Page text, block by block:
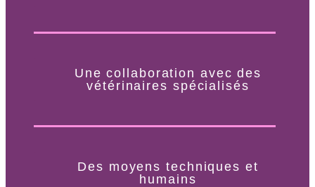
Une collaboration avec des
vétérinaires spécialisés​
Des moyens techniques et
humains